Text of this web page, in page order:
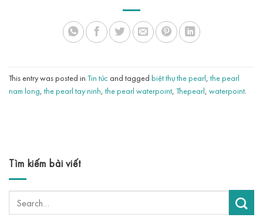
This entry was posted in Tin tức and tagged biệt thự the pearl, the pearl
nam long, the pearl tay ninh, the pearl waterpoint, Thepearl, waterpoint
Tìm kiếm bài viết